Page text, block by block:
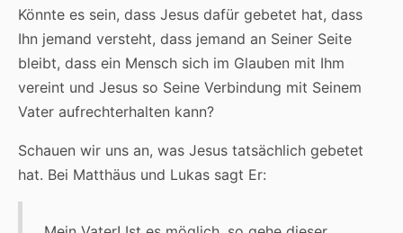
Könnte es sein, dass Jesus dafür gebetet hat, dass
Ihn jemand versteht, dass jemand an Seiner Seite
bleibt, dass ein Mensch sich im Glauben mit Ihm
vereint und Jesus so Seine Verbindung mit Seinem
Vater aufrechterhalten kann?
Schauen wir uns an, was Jesus tatsächlich gebetet
hat. Bei Matthäus und Lukas sagt Er: